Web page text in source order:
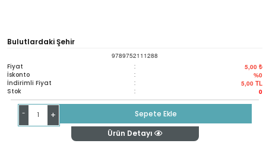
Bulutlardaki Şehir
9789752111288
Fiyat : 5,00 ₺
İskonto : %0
İndirimli Fiyat : 5,00 TL
Stok : 0
- +
Sepete Ekle
Ürün Detayı